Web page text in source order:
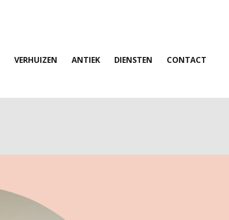
VERHUIZEN ANTIEK DIENSTEN CONTACT